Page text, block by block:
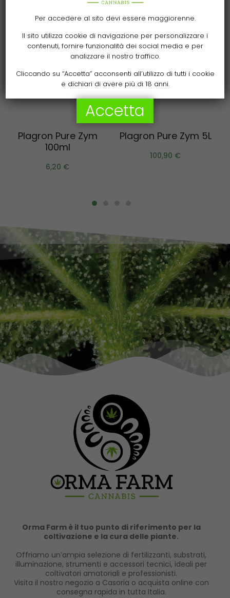
Aggiungi al carrello
Plagron Pure Zym
100ml
6,20 €
Aggiungi al carrello
Plagron Pure Zym 5L
100,90 €
Orma Farm è il tuo punto di riferimento per la
coltivazione e la cura delle piante.
Offriamo un’ampia selezione di fertilizzanti, substrati,
illuminazione, strumenti e accessori tecnici, ideali per
coltivatori amatoriali e professionisti.
Visita il nostro negozio a Casoria o acquista online con
consegna rapida in tutta Italia.
Per accedere al sito devi essere maggiorenne.
Il sito utilizza cookie di navigazione per personalizzare i
contenuti, fornire funzionalità dei social media e per
analizzare il nostro traffico.
Cliccando su “Accetta” acconsenti all’utilizzo di tutti i cookie
e dichiari di avere più di 18 anni.
Accetta